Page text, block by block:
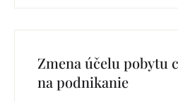
Zmena účelu pobytu
na podnikanie